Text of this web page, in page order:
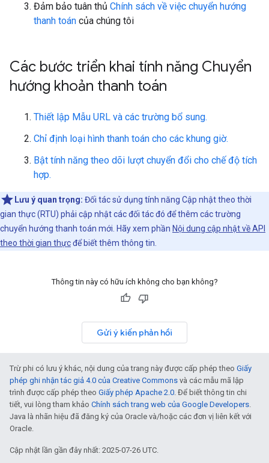
Đảm bảo tuân thủ Chính sách về việc chuyển hướng
thanh toán của chúng tôi
Các bước triển khai tính năng Chuyển
hướng khoản thanh toán
Thiết lập Mẫu URL và các trường bổ sung.
Chỉ định loại hình thanh toán cho các khung giờ.
Bật tính năng theo dõi lượt chuyển đổi cho chế độ tích
hợp.
Lưu ý quan trọng: Đối tác sử dụng tính năng Cập nhật theo thời
gian thực (RTU) phải cập nhật các đối tác đó để thêm các trường
chuyển hướng thanh toán mới. Hãy xem phần Nội dung cập nhật về API
theo thời gian thựcđể biết thêm thông tin.
Thông tin này có hữu ích không cho bạn không?
Gửi ý kiến phản hồi
Trừ phi có lưu ý khác, nội dung của trang này được cấp phép theo Giấy
phép ghi nhận tác giả 4.0 của Creative Commons và các mẫu mã lập
trình được cấp phép theo Giấy phép Apache 2.0. Để biết thông tin chi
tiết, vui lòng tham khảo Chính sách trang web của Google Developers.
Java là nhãn hiệu đã đăng ký của Oracle và/hoặc các đơn vị liên kết với
Oracle.
Cập nhật lần gần đây nhất: 2025-07-26 UTC.